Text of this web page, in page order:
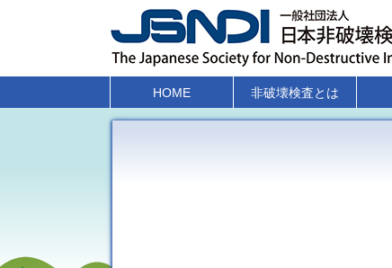
HOME 非破壊検査とは